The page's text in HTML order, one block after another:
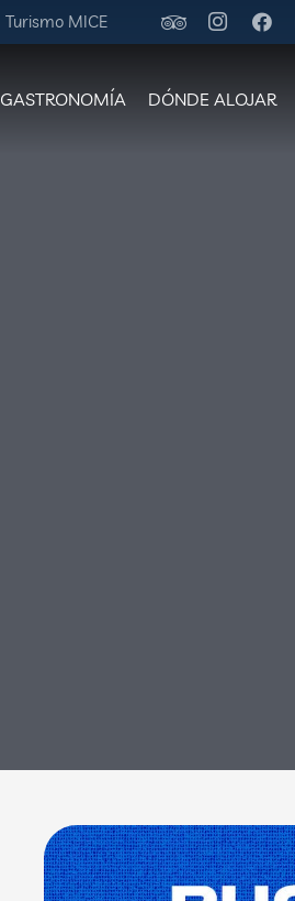
Turismo MICE
GASTRONOMÍA DÓNDE ALOJAR